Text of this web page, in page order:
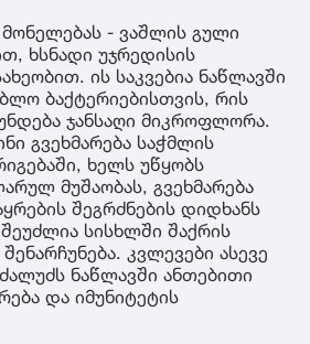
მონელებას - ვაშლის გული
ხსნადი უჯრედისის
ის საკვებია ნაწლავში
ბაქტერიებისთვის, რის
ჯანსაღი მიკროფლორა.
გვეხმარება საჭმლის
ხელს უწყობს
მუშაობას, გვეხმარება
შეგრძნების დიდხანს
სისხლში შაქრის
კვლევები ასევე
ნაწლავში ანთებითი
და იმუნიტეტის